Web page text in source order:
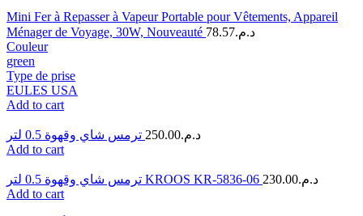
Mini Fer à Repasser à Vapeur Portable pour Vêtements, Appareil
Ménager de Voyage, 30W, Nouveauté
د.م.78.57
Couleur
green
Type de prise
EULES USA
Add to cart
د.م.250.00
Add to cart
ترمس شاي وقهوة 0.5 لتر KROOS KR-5836-06 د.م.230.00
Add to cart